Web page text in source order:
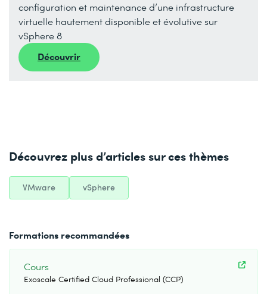
configuration et maintenance d’une infrastructure
virtuelle hautement disponible et évolutive sur
vSphere 8
Découvrir
Découvrez plus d’articles sur ces thèmes
VMware vSphere
Formations recommandées
Cours
Exoscale Certified Cloud Professional (CCP)